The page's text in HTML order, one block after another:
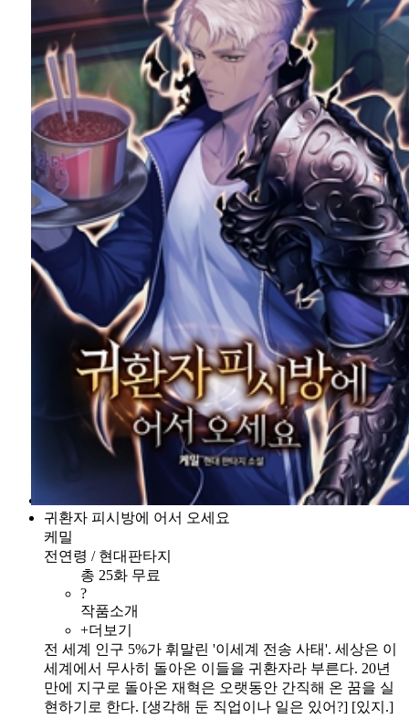
귀환자 피시방에 어서 오세요
케밀
전연령 / 현대판타지
총 25화 무료
?
작품소개
+더보기
전 세계 인구 5%가 휘말린 '이세계 전송 사태'. 세상은 이
세계에서 무사히 돌아온 이들을 귀환자라 부른다. 20년
만에 지구로 돌아온 재혁은 오랫동안 간직해 온 꿈을 실
현하기로 한다. [생각해 둔 직업이나 일은 있어?] [있지.]